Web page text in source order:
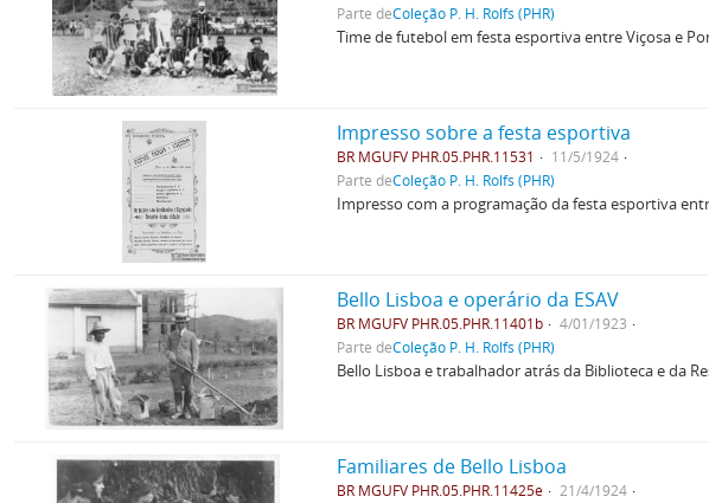
Parte deColeção P. H. Rolfs (PHR)
Time de futebol em festa esportiva entre Viçosa e
Impresso sobre a festa esportiva
BR MGUFV PHR.05.PHR.11531
11/5/1924
Parte deColeção P. H. Rolfs (PHR)
Impresso com a programação da festa esportiva
Bello Lisboa e operário da ESAV
BR MGUFV PHR.05.PHR.11401b
4/01/1923
Parte deColeção P. H. Rolfs (PHR)
Bello Lisboa e trabalhador atrás da Biblioteca e da
Familiares de Bello Lisboa
BR MGUFV PHR.05.PHR.11425e
21/4/1924